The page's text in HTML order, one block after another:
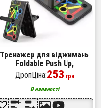
Тренажер для віджимань
Foldable Push Up,
портативний тренажер для
віджимань, платформа для
віджимання
ДропЦіна:253 грн
В наявності